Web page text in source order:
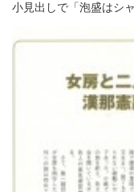
小見出しで「泡盛はシ